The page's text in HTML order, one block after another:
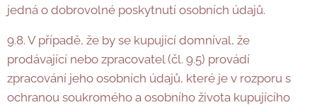
jedná o dobrovolné poskytnutí osobních údajů.
9.8. V případě, že by se kupující domníval, že
prodávající nebo zpracovatel (čl. 9.5) provádí
zpracování jeho osobních údajů, které je v rozporu s
ochranou soukromého a osobního života kupujícího